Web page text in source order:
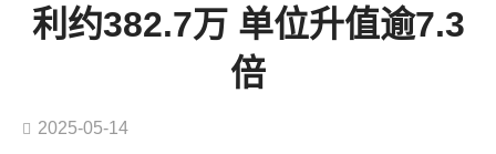
利约382.7万 单位升值逾7.3
倍
2025-05-14